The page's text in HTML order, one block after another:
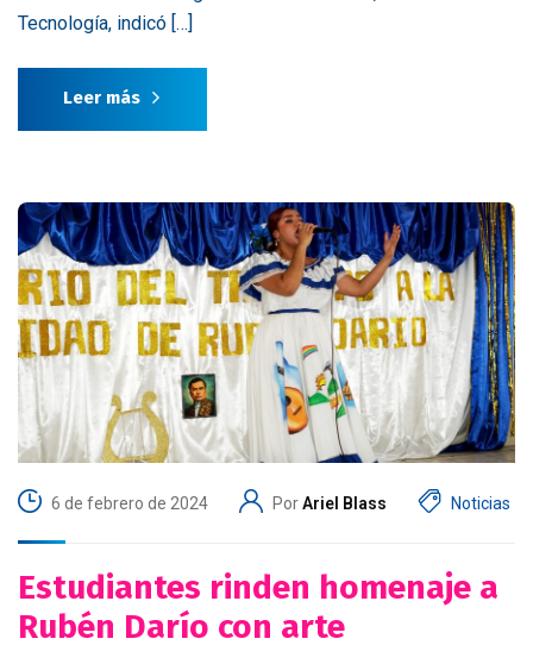
Tecnología, indicó […]
Leer más
6 de febrero de 2024 PorAriel Blass Noticias
Estudiantes rinden homenaje a
Rubén Darío con arte